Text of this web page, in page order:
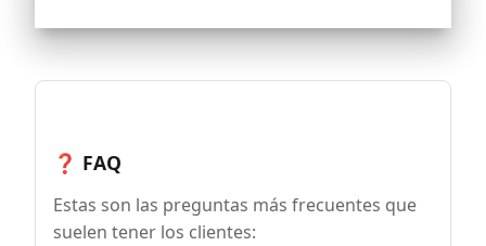
viajes, montañismo, pesca, caza,
regalo de boda, regalo para hombres,
regalo del día del padre, regalo de
graduación, etc. para tu familia y
❓ FAQ
Estas son las preguntas más frecuentes que
suelen tener los clientes: